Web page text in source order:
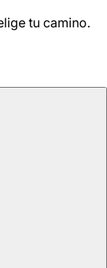
tu camino.